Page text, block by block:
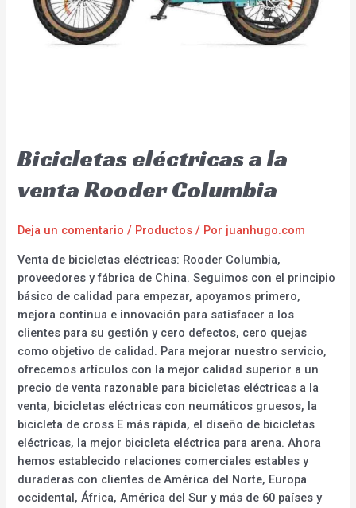
Bicicletas eléctricas a la
venta Rooder Columbia
Deja un comentario / Productos / Por juanhugo.com
Venta de bicicletas eléctricas: Rooder Columbia,
proveedores y fábrica de China. Seguimos con el principio
básico de calidad para empezar, apoyamos primero,
mejora continua e innovación para satisfacer a los
clientes para su gestión y cero defectos, cero quejas
como objetivo de calidad. Para mejorar nuestro servicio,
ofrecemos artículos con la mejor calidad superior a un
precio de venta razonable para bicicletas eléctricas a la
venta, bicicletas eléctricas con neumáticos gruesos, la
bicicleta de cross E más rápida, el diseño de bicicletas
eléctricas, la mejor bicicleta eléctrica para arena. Ahora
hemos establecido relaciones comerciales estables y
duraderas con clientes de América del Norte, Europa
occidental, África, América del Sur y más de 60 países y